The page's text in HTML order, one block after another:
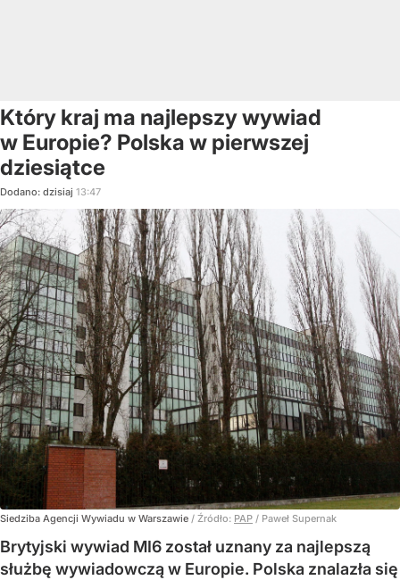
Który kraj ma najlepszy wywiad
w Europie? Polska w pierwszej
dziesiątce
Dodano: dzisiaj 13:47
Siedziba Agencji Wywiadu w Warszawie / Źródło: PAP / Paweł Supernak
Brytyjski wywiad MI6 został uznany za najlepszą
służbę wywiadowczą w Europie. Polska znalazła się